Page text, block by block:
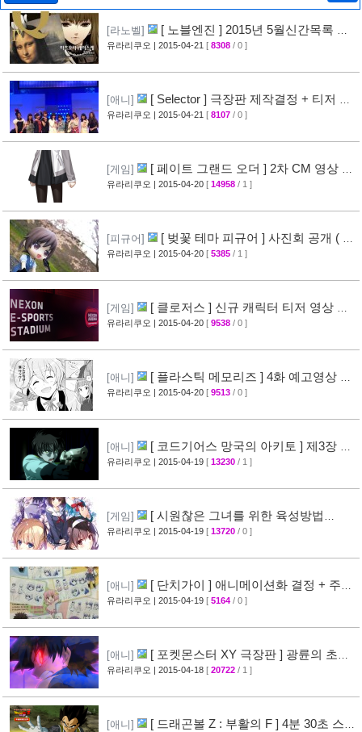
[라노벨]
[ 노블엔진 ] 2015년 5월신간목록 공
개 [28]
유라리쿠오 | 2015-04-21 [ 8308 / 0 ]
[애니]
[ Selector ] 극장판 제작결정 + 티저 영
상 공개
[24]
유라리쿠오 | 2015-04-21 [ 8107 / 0 ]
[게임]
[ 페이트 그랜드 오더 ] 2차 CM 영상 공
개 ( Fate/Grand Order )
[38]
유라리쿠오 | 2015-04-20 [ 14958 / 1 ]
[피규어]
[ 벚꽃 테마 피규어 ] 사진회 공개 ( 굿
스마일 )
[29]
유라리쿠오 | 2015-04-20 [ 5385 / 1 ]
[게임]
[ 클로저스 ] 신규 캐릭터 티저 영상 공
개 [42]
유라리쿠오 | 2015-04-20 [ 9538 / 0 ]
[애니]
[ 플라스틱 메모리즈 ] 4화 예고영상 +
애니메이션 비교 화면 공개
유라리쿠오 | 2015-04-20 [ 9513 / 0 ]
[애니]
[ 코드기어스 망국의 아키토 ] 제3장 다
이제스트 10분영상 공개
[40]
유라리쿠오 | 2015-04-19 [ 13230 / 1 ]
[게임]
[ 시원찮은 그녀를 위한 육성방법
blessing flowers ] 캐릭터 소개 영상 공개
유라리쿠오 | 2015-04-19 [ 13720 / 0 ]
[애니]
[ 단치가이 ] 애니메이션화 결정 + 주요
성우진 공개 [27]
유라리쿠오 | 2015-04-19 [ 5164 / 0 ]
[애니]
[ 포켓몬스터 XY 극장판 ] 광륜의 초마
신 후파 PV 영상 공개 [47]
유라리쿠오 | 2015-04-18 [ 20722 / 1 ]
[애니]
[ 드래곤볼 Z : 부활의 F ] 4분 30초 스토